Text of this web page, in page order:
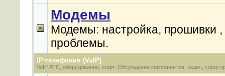
Модемы
Модемы: настройка, прошивки
проблемы.
IP-телефония (VoIP)
VoIP АТС, оборудование, софт. Обсуждение компонентов, задач, сфер